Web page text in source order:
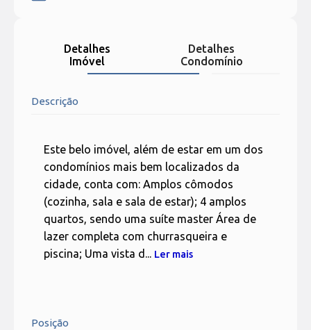
Detalhes
Imóvel
Detalhes
Condomínio
Descrição
Este belo imóvel, além de estar em um dos
condomínios mais bem localizados da
cidade, conta com: Amplos cômodos
(cozinha, sala e sala de estar); 4 amplos
quartos, sendo uma suíte master Área de
lazer completa com churrasqueira e
piscina; Uma vista d... Ler mais
Posição